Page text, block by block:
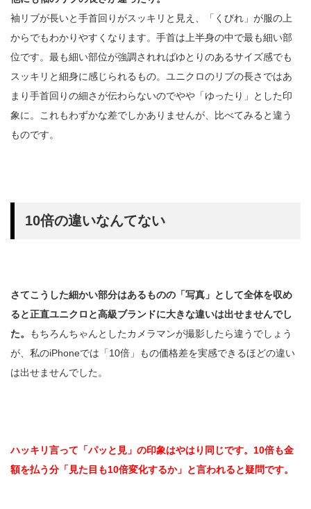
袖リブが長いと手首回りがスッキリと見え、「くびれ」が服の上
からでもわかりやすくなります。手首は上半身の中で最も細い部
位です。最も細い部位が強調されればゆとりのあるサイズ感でも
スッキリと細身に感じられるもの。ユニクロのリブの長さではあ
まり手首回りの細さが伝わらないのでやや「ゆったり」とした印
象に。これもわずかな差でしかありませんが、比べてみると違う
ものです。
10倍の違いなんてない
さてこうした細かい部分はあるものの「写真」として全体を収め
ると正直ユニクロと高級ブランドに大きな違いは出せませんでし
た。
もちろんちゃんとしたカメラマンが撮影したら違うでしょう
が、私のiPhoneでは「10倍」もの価格差を実感できるほどの違い
は出せませんでした。
ハッキリ言って「パッと見」の印象はやはり同じです。10倍も金
額を払う分「見た目も10倍変化するか」と言われると疑問です。